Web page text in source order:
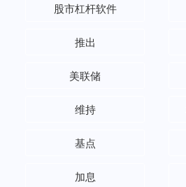
股市杠杆软件
推出
美联储
维持
基点
加息